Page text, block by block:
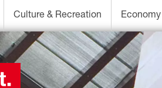
Culture & Recreation Economy